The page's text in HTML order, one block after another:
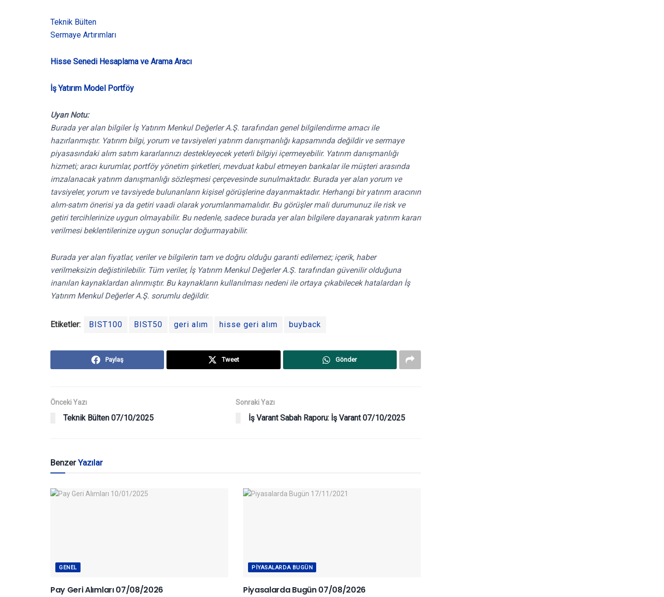
Teknik Bülten
Sermaye Artırımları
Hisse Senedi Hesaplama ve Arama Aracı
İş Yatırım Model Portföy
Uyarı Notu:
Burada yer alan bilgiler İş Yatırım Menkul Değerler A.Ş. tarafından genel bilgilendirme amacı ile
hazırlanmıştır. Yatırım bilgi, yorum ve tavsiyeleri yatırım danışmanlığı kapsamında değildir ve sermaye
piyasasındaki alım satım kararlarınızı destekleyecek yeterli bilgiyi içermeyebilir. Yatırım danışmanlığı
hizmeti; aracı kurumlar, portföy yönetim şirketleri, mevduat kabul etmeyen bankalar ile müşteri arasında
imzalanacak yatırım danışmanlığı sözleşmesi çerçevesinde sunulmaktadır. Burada yer alan yorum ve
tavsiyeler, yorum ve tavsiyede bulunanların kişisel görüşlerine dayanmaktadır. Herhangi bir yatırım aracının
alım-satım önerisi ya da getiri vaadi olarak yorumlanmamalıdır. Bu görüşler mali durumunuz ile risk ve
getiri tercihlerinize uygun olmayabilir. Bu nedenle, sadece burada yer alan bilgilere dayanarak yatırım kararı
verilmesi beklentilerinize uygun sonuçlar doğurmayabilir.
Burada yer alan fiyatlar, veriler ve bilgilerin tam ve doğru olduğu garanti edilemez; içerik, haber
verilmeksizin değistirilebilir. Tüm veriler, İş Yatırım Menkul Değerler A.Ş. tarafından güvenilir olduğuna
inanılan kaynaklardan alınmıştır. Bu kaynakların kullanılması nedeni ile ortaya çıkabilecek hatalardan İş
Yatırım Menkul Değerler A.Ş. sorumlu değildir.
Etiketler: BIST100 BIST50 geri alım hisse geri alım buyback
Paylaş Tweet Gönder
Önceki Yazı
Teknik Bülten 07/10/2025
Sonraki Yazı
İş Varant Sabah Raporu: İş Varant 07/10/2025
BenzerYazılar
GENEL
Pay Geri Alımları 07/08/2026
PIYASALARDA BUGÜN
Piyasalarda Bugün 07/08/2026